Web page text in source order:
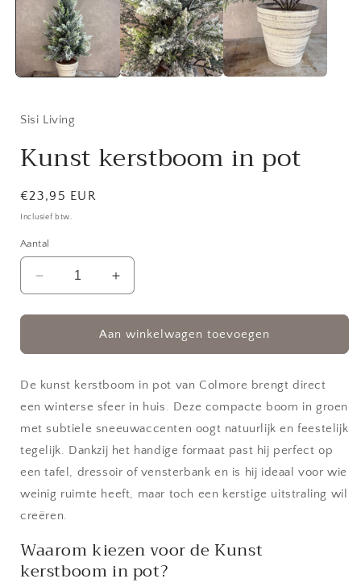
modaal
Sisi Living
Kunst kerstboom in pot
Normale
prijs
€23,95 EUR
Inclusief btw.
Aantal
Aantal
verlagen
voor
kerstboom
pot
Aantal
verhogen
voor
Kunst
kerstboom
pot
Aan winkelwagen toevoegen
De kunst kerstboom in pot van Colmore brengt direct
een winterse sfeer in huis. Deze compacte boom in groen
met subtiele sneeuwaccenten oogt natuurlijk en feestelijk
tegelijk. Dankzij het handige formaat past hij perfect op
een tafel, dressoir of vensterbank en is hij ideaal voor wie
weinig ruimte heeft, maar toch een kerstige uitstraling wil
creëren.
Waarom kiezen voor de Kunst
kerstboom in pot?